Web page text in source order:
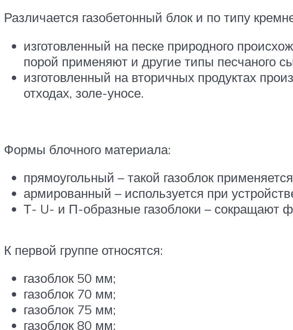
Различается газобетонный блок и по типу
изготовленный на песке природного
порой применяют и другие типы песчаного
изготовленный на вторичных продуктах
отходах, золе-уносе.
Формы блочного материала:
прямоугольный – такой газоблок
армированный – используется при
Т- U- и П-образные газоблоки – сокращают
К первой группе относятся:
газоблок 50 мм;
газоблок 70 мм;
газоблок 75 мм;
газоблок 80 мм;